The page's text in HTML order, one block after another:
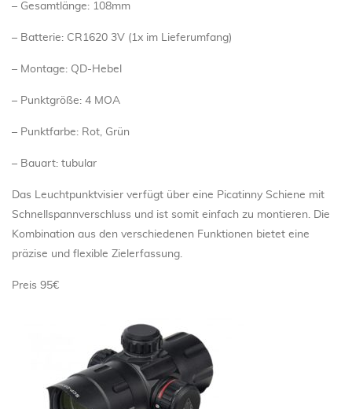
– Gesamtlänge: 108mm
– Batterie: CR1620 3V (1x im Lieferumfang)
– Montage: QD-Hebel
– Punktgröße: 4 MOA
– Punktfarbe: Rot, Grün
– Bauart: tubular
Das Leuchtpunktvisier verfügt über eine Picatinny Schiene mit
Schnellspannverschluss und ist somit einfach zu montieren. Die
Kombination aus den verschiedenen Funktionen bietet eine
präzise und flexible Zielerfassung.
Preis 95€